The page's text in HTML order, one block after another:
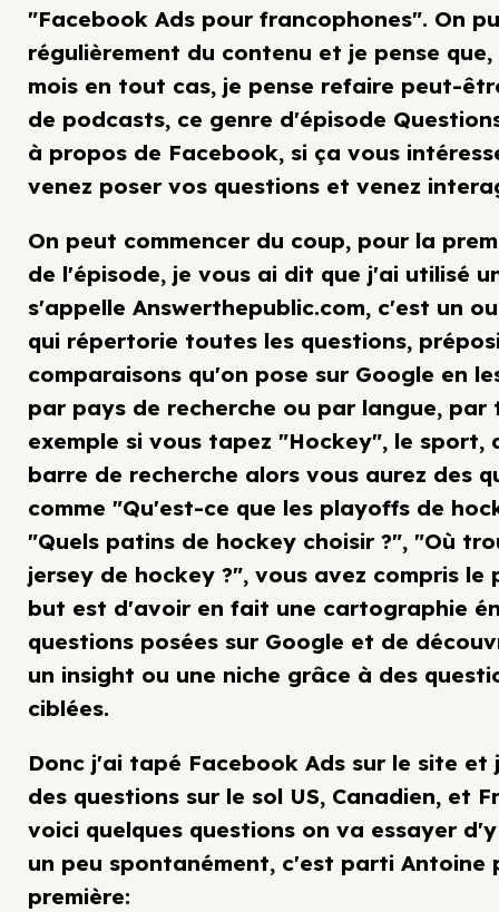
"Facebook Ads pour francophones". On
régulièrement du contenu et je pense
mois en tout cas, je pense refaire peut-
de podcasts, ce genre d'épisode
à propos de Facebook, si ça vous
venez poser vos questions et venez
On peut commencer du coup, pour la
de l'épisode, je vous ai dit que j'ai utilisé
s'appelle Answerthepublic.com, c'est un
qui répertorie toutes les questions,
comparaisons qu'on pose sur Google en
par pays de recherche ou par langue, par
exemple si vous tapez "Hockey", le sport,
barre de recherche alors vous aurez des
comme "Qu'est-ce que les playoffs de
"Quels patins de hockey choisir ?", "Où
jersey de hockey ?", vous avez compris le
but est d'avoir en fait une cartographie
questions posées sur Google et de
un insight ou une niche grâce à des
ciblées.
Donc j'ai tapé Facebook Ads sur le site et
des questions sur le sol US, Canadien, et
voici quelques questions on va essayer
un peu spontanément, c'est parti Antoine
première: